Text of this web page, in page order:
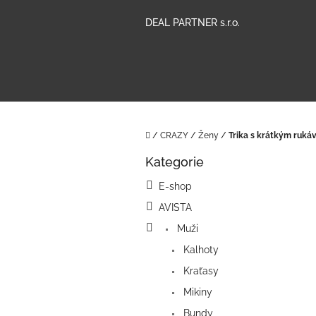
DEAL PARTNER s.r.o.
Domů
/ CRAZY / Ženy / Trika s krátkým
Přeskočit
Kategorie
E-shop
AVISTA
Muži
Kalhoty
Kraťasy
Mikiny
Bundy